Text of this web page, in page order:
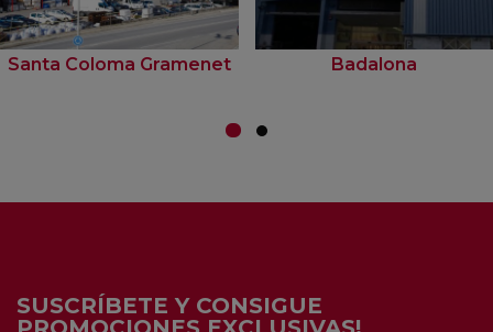
Santa Coloma Gramenet Badalona
SUSCRÍBETE Y CONSIGUE